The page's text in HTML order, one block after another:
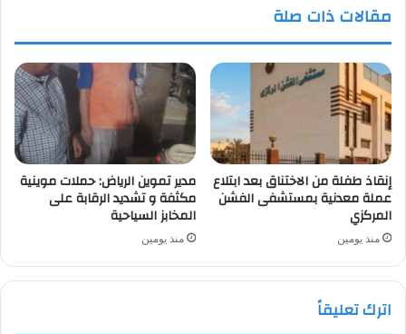
مقالات ذات صلة
إنقاذ طفلة من الاختناق بعد ابتلاع
عملة معدنية بمستشفى الفشن
المركزي
منذ يومين
مدير تموين الرياض: حملات موينية
مكثفة و تشديد الرقابة على
المخابز السياحية
منذ يومين
اترك تعليقاً